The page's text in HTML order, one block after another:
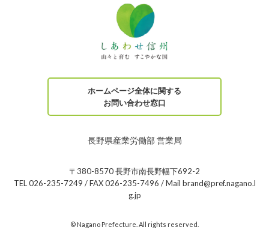
ホームページ全体に関する
お問い合わせ窓口
長野県産業労働部 営業局
〒380-8570 長野市南長野幅下692-2
TEL 026-235-7249 / FAX 026-235-7496 / Mail brand@pref.nagano.l
g.jp
© Nagano Prefecture. All rights reserved.